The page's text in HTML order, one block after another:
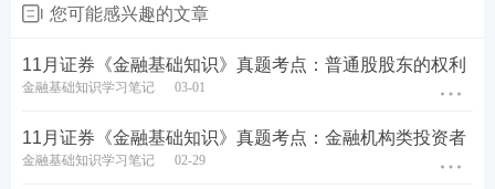
证券数字考点速记
特点让考生短时间内快速记忆！ 60s一个知识点，利用
您可能感兴趣的文章
11月证券《金融基础知识》真题考点：普通股股东的权利
金融基础知识学习笔记 03-01
11月证券《金融基础知识》真题考点：金融机构类投资者
金融基础知识学习笔记 02-29